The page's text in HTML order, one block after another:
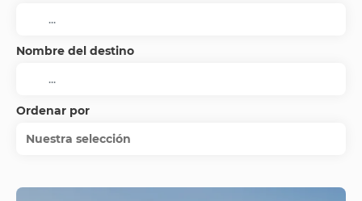
Nombre del destino
Ordenar por
Nuestra selección